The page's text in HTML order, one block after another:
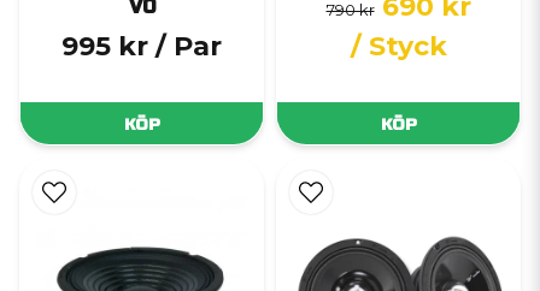
V0
995 kr / Par
KÖP
790 kr 690 kr
/ Styck
KÖP